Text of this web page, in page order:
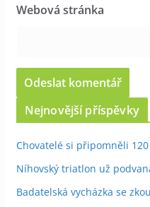
Webová stránka
Nejnovější příspěvky
Chovatelé si připomněli
Níhovský triatlon už
Badatelská vycházka se